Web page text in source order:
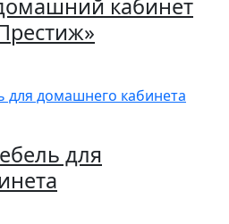
кабинет
для